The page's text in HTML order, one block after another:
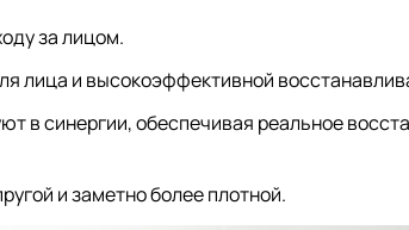
за лицом.
лица и высокоэффективной
в синергии, обеспечивая реальное
и заметно более плотной.